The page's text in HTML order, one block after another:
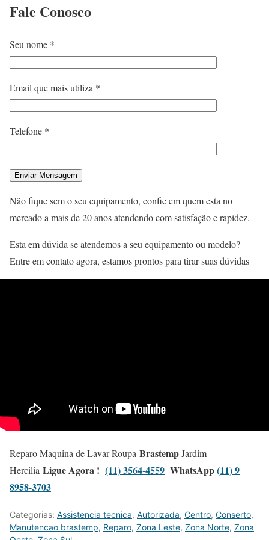
Fale Conosco
Seu nome *
Email que mais utiliza *
Telefone *
Não fique sem o seu equipamento, confie em quem esta no
mercado a mais de 20 anos atendendo com satisfação e rapidez.
Esta em dúvida se atendemos a seu equipamento ou modelo?
Entre em contato agora, estamos prontos para tirar suas dúvidas
Reparo Maquina de Lavar Roupa BrastempJardim
Hercilia Ligue Agora ! (11) 3564-4559 WhatsApp(11) 9
8958-3703
Categorias: Assistencia tecnica, Autorizada, Centro, Conserto,
Manutencao brastemp, Reparo, Zona Leste, Zona Norte, Zona